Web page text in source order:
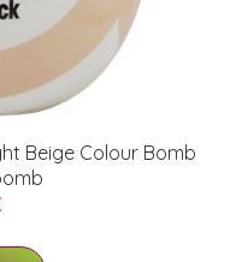
Beige Colour Bomb